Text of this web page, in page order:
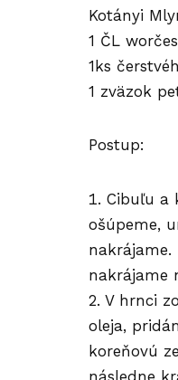
Kotányi
1 ČL
1ks
1 zväzok
Postup:
Cibuľu a
ošúpeme,
nakrájame.
nakrájame
2. V hrnci
oleja,
koreňovú
následne